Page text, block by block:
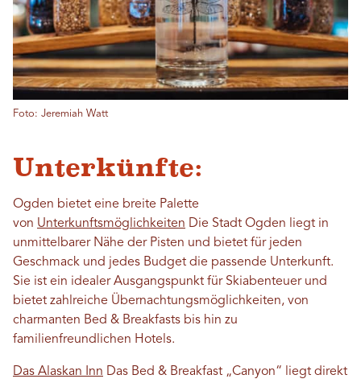
Foto: Jeremiah Watt
Unterkünfte:
Ogden bietet eine breite Palette
von Unterkunftsmöglichkeiten Die Stadt Ogden liegt in
unmittelbarer Nähe der Pisten und bietet für jeden
Geschmack und jedes Budget die passende Unterkunft.
Sie ist ein idealer Ausgangspunkt für Skiabenteuer und
bietet zahlreiche Übernachtungsmöglichkeiten, von
charmanten Bed & Breakfasts bis hin zu
familienfreundlichen Hotels.
Das Alaskan Inn Das Bed & Breakfast „Canyon“ liegt direkt